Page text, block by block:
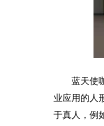
蓝天使
业应用的人
于真人，例